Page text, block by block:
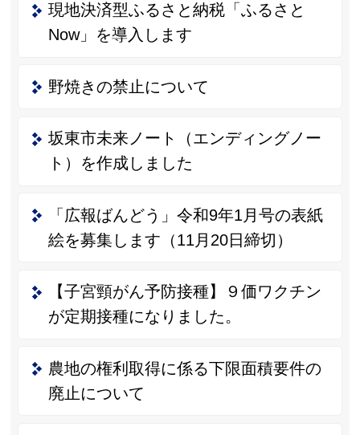
現地決済型ふるさと納税「ふるさと
Now」を導入します
野焼きの禁止について
坂東市未来ノート（エンディングノー
ト）を作成しました
「広報ばんどう」令和9年1月号の表紙
絵を募集します（11月20日締切）
【子宮頸がん予防接種】９価ワクチン
が定期接種になりました。
農地の権利取得に係る下限面積要件の
廃止について